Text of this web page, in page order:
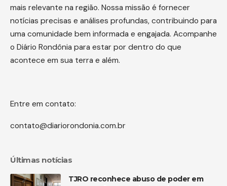
mais relevante na região. Nossa missão é fornecer
notícias precisas e análises profundas, contribuindo para
uma comunidade bem informada e engajada. Acompanhe
o Diário Rondônia para estar por dentro do que
acontece em sua terra e além.
Entre em contato:
contato@diariorondonia.com.br
Últimas notícias
TJRO reconhece abuso de poder em